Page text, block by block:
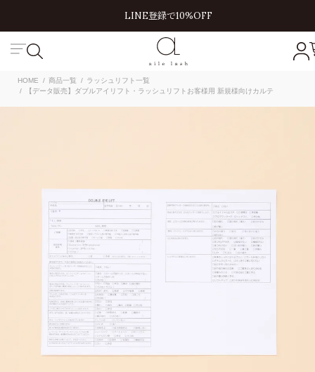
LINE登録で10%OFF
HOME 商品一覧
ラッシュリフト一覧
【データ販売】ダブルアイリフト・ラッシュリフトお客様用 新規様向けカルテ